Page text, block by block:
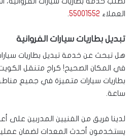
العملاء 55001552
.
تبديل بطاريات سيارات الفروانية
هل تبحث عن خدمة تبديل بطاريات
في المكان الصحيح! كراج متنقل
ساعة.
لدينا فريق من الفنيين المدربين على
يستخدمون أحدث المعدات لضمان عملية